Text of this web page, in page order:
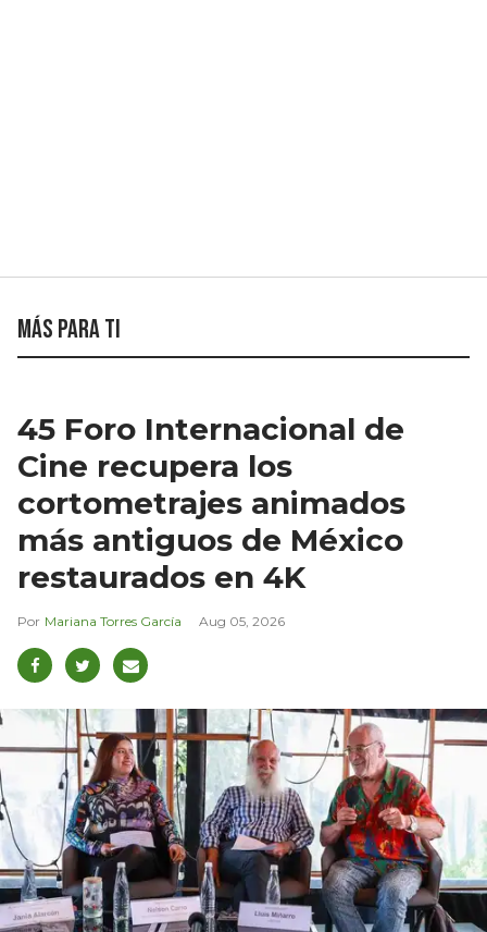
Más para ti
45 Foro Internacional de
Cine recupera los
cortometrajes animados
más antiguos de México
restaurados en 4K
Mariana Torres García Aug 05, 2026